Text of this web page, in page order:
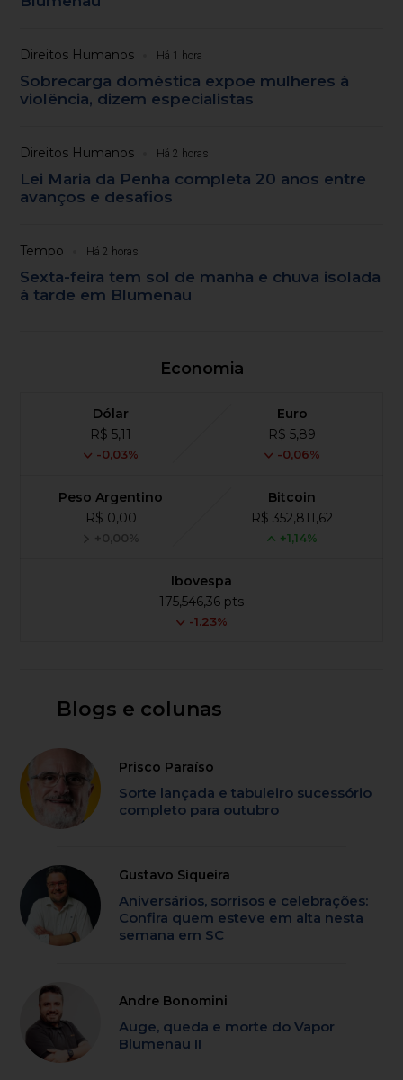
Direitos Humanos Há 1 hora
Sobrecarga doméstica expõe mulheres à
violência, dizem especialistas
Direitos Humanos Há 2 horas
Lei Maria da Penha completa 20 anos entre
avanços e desafios
Tempo Há 2 horas
Sexta-feira tem sol de manhã e chuva isolada
à tarde em Blumenau
Economia
Dólar
R$ 5,11
-0,03%
Euro
R$ 5,89
-0,06%
Peso Argentino
R$ 0,00
+0,00%
Bitcoin
R$ 352,811,62
+1,14%
Ibovespa
175,546,36 pts
-1.23%
Blogs e colunas
Prisco Paraíso
Sorte lançada e tabuleiro sucessório
completo para outubro
Gustavo Siqueira
Aniversários, sorrisos e celebrações:
Confira quem esteve em alta nesta
semana em SC
Andre Bonomini
Auge, queda e morte do Vapor
Blumenau II